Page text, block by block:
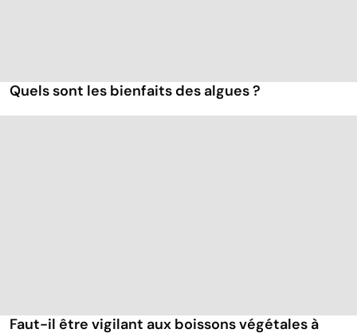
Quels sont les bienfaits des algues ?
Faut-il être vigilant aux boissons végétales à